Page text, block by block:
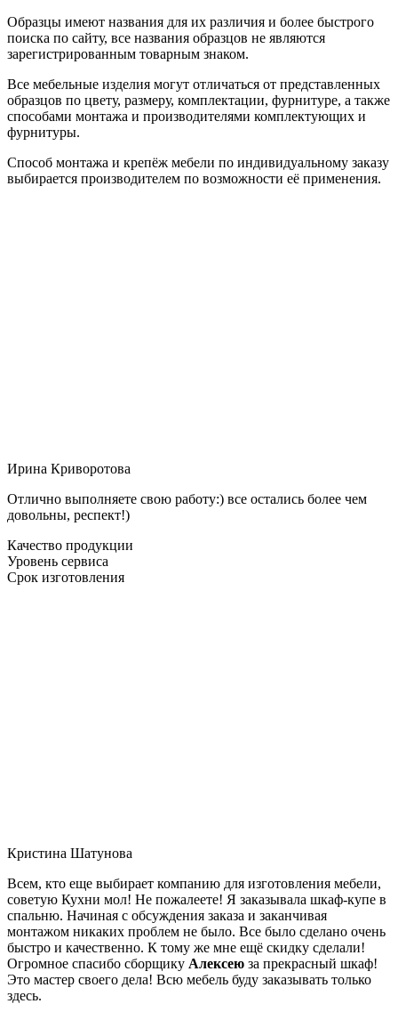
Образцы имеют названия для их различия и более быстрого
поиска по сайту, все названия образцов не являются
зарегистрированным товарным знаком.
Все мебельные изделия могут отличаться от представленных
образцов по цвету, размеру, комплектации, фурнитуре, а также
способами монтажа и производителями комплектующих и
фурнитуры.
Способ монтажа и крепёж мебели по индивидуальному заказу
выбирается производителем по возможности её применения.
Ирина Криворотова
Отлично выполняете свою работу:) все остались более чем
довольны, респект!)
Качество продукции
Уровень сервиса
Срок изготовления
Кристина Шатунова
Всем, кто еще выбирает компанию для изготовления мебели,
советую Кухни мол! Не пожалеете! Я заказывала шкаф-купе в
спальню. Начиная с обсуждения заказа и заканчивая
монтажом никаких проблем не было. Все было сделано очень
быстро и качественно. К тому же мне ещё скидку сделали!
Огромное спасибо сборщику Алексею за прекрасный шкаф!
Это мастер своего дела! Всю мебель буду заказывать только
здесь.